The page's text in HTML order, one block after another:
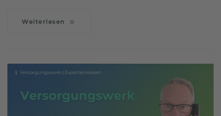
Weiterlesen